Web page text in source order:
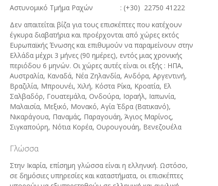
Αστυνομικό Τμήμα Ραχών : (+30) 22750 41222
Δεν απαιτείται βίζα για τους επισκέπτες που κατέχουν
έγκυρα διαβατήρια και προέρχονται από χώρες εκτός
Ευρωπαϊκής Ένωσης και επιθυμούν να παραμείνουν στην
Ελλάδα μέχρι 3 μήνες (90 ημέρες), εντός μιας χρονικής
περιόδου 6 μηνών. Οι χώρες αυτές είναι οι εξής : ΗΠΑ,
Αυστραλία, Καναδά, Νέα Ζηλανδία, Ανδόρα, Αργεντινή,
Βραζιλία, Μπρουνέι, Χιλή, Κόστα Ρίκα, Κροατία, Ελ
Σαλβαδόρ, Γουατεμάλα, Ονδούρα, Ισραήλ, Ιαπωνία,
Μαλαισία, Μεξικό, Μονακό, Αγία Έδρα (Βατικανό),
Νικαράγουα, Παναμάς, Παραγουάη, Άγιος Μαρίνος,
Σιγκαπούρη, Νότια Κορέα, Ουρουγουάη, Βενεζουέλα
Γλώσσα
Στην Ικαρία, επίσημη γλώσσα είναι η ελληνική. Ωστόσο,
σε δημόσιες υπηρεσίες και καταστήματα, οι επισκέπτες